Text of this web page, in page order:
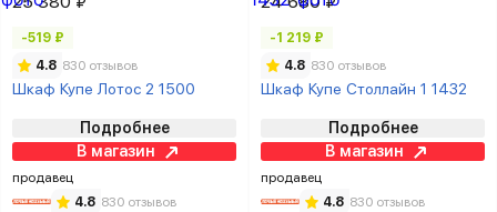
-519 ₽
4.8 830 отзывов
Шкаф Купе Лотос 2 1500
Подробнее
В магазин
продавец
4.8 830 отзывов
-1 219 ₽
4.8 830 отзывов
Шкаф Купе Столлайн 1 1432
Подробнее
В магазин
продавец
4.8 830 отзывов